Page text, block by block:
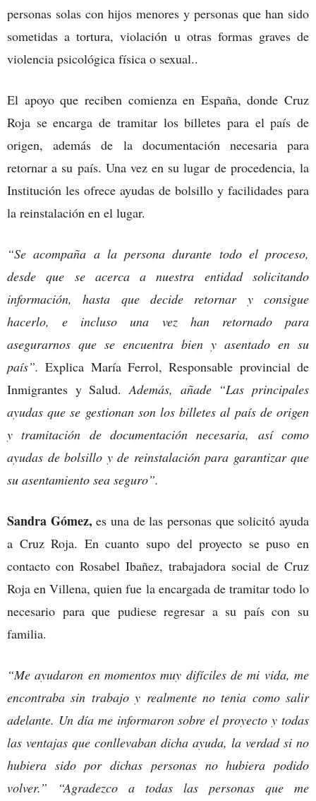
personas solas con hijos menores y personas que han sido
sometidas a tortura, violación u otras formas graves de
violencia psicológica física o sexual..
El apoyo que reciben comienza en España, donde Cruz
Roja se encarga de tramitar los billetes para el país de
origen, además de la documentación necesaria para
retornar a su país. Una vez en su lugar de procedencia, la
Institución les ofrece ayudas de bolsillo y facilidades para
la reinstalación en el lugar.
“Seacompaña a la persona durante todo el proceso,
desde que se acerca a nuestra entidad solicitando
información, hasta que decide retornar y consigue
hacerlo, e incluso una vez han retornado para
asegurarnos que se encuentra bien y asentado en su
país”.Explica María Ferrol, Responsable provincial de
Inmigrantes y Salud. Además, añade “Las principales
ayudas que se gestionan son los billetes al país de origen
y tramitación de documentación necesaria, así como
ayudas de bolsillo y de reinstalación para garantizar que
su asentamiento sea seguro”.
Sandra Gómez, es una de las personas que solicitó ayuda
a Cruz Roja. En cuanto supo del proyecto se puso en
contacto con Rosabel Ibañez, trabajadora social de Cruz
Roja en Villena, quien fue la encargada de tramitar todo lo
necesario para que pudiese regresar a su país con su
familia.
“Me ayudaron en momentos muy difícilesde mi vida, me
encontraba sin trabajo y realmente no tenia como salir
adelante. Un día me informaron sobre el proyecto y todas
las ventajas que conllevaban dicha ayuda, la verdad si no
hubiera sido por dichas personas no hubiera podido
volver.” “Agradezco a todas las personas que me